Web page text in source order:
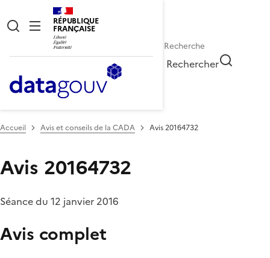
RÉPUBLIQUE
FRANÇAISE
Rechercher
Accueil Avis et conseils de la CADA Avis 20164732
Avis 20164732
Séance du 12 janvier 2016
Avis complet